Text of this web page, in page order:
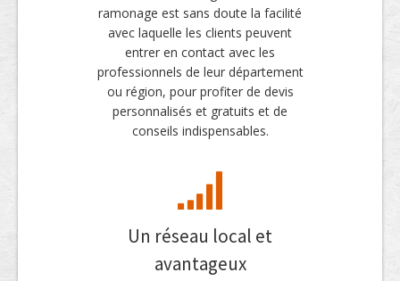
ramonage est sans doute la facilité
avec laquelle les clients peuvent
entrer en contact avec les
professionnels de leur département
ou région, pour profiter de devis
personnalisés et gratuits et de
conseils indispensables.
Un réseau local et
avantageux